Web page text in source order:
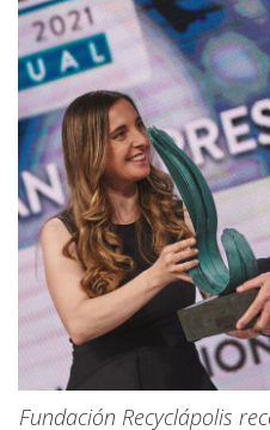
Fundación Recyclápolis